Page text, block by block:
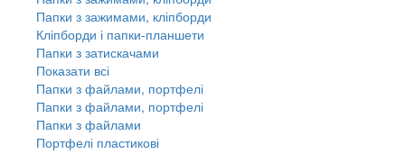
Папки з зажимами, кліпборди
Кліпборди і папки-планшети
Папки з затискачами
Показати всі
Папки з файлами, портфелі
Папки з файлами, портфелі
Папки з файлами
Портфелі пластикові